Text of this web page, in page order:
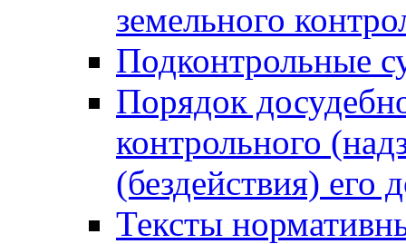
земельного
Подконтрольные
Порядок
контрольного
(бездействия)
Тексты